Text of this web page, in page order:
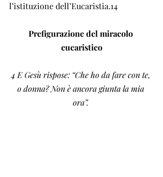
l’istituzione dell’Eucaristia.14
Prefigurazione del miracolo
eucaristico
4 E Gesù rispose: “Che ho da fare con te,
o donna? Non è ancora giunta la mia
ora”.